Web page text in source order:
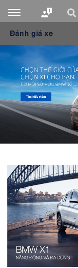
Đánh giá xe